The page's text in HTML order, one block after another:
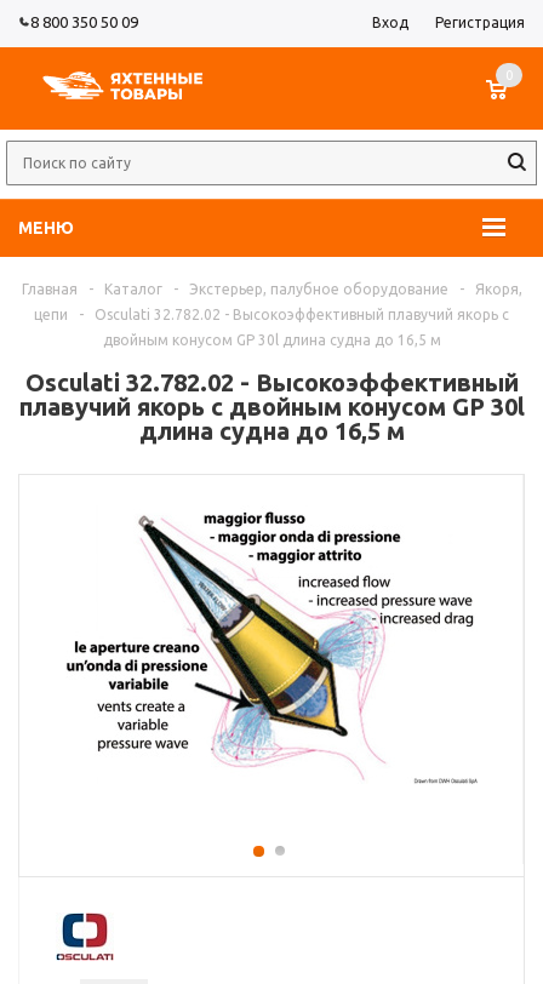
8 800 350 50 09 Вход Регистрация
МЕНЮ
0
Главная - Каталог - Экстерьер, палубное оборудование -
Якоря,
цепи
-
Osculati 32.782.02 - Высокоэффективный плавучий якорь с
двойным конусом GP 30l длина судна до 16,5 м
Osculati 32.782.02 - Высокоэффективный
плавучий якорь с двойным конусом GP 30l
длина судна до 16,5 м